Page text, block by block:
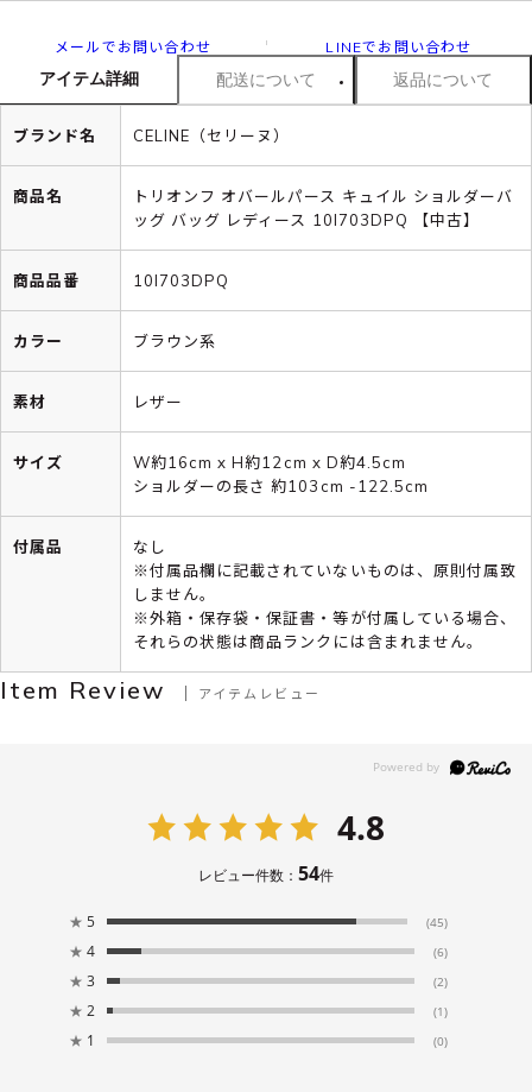
メールでお問い合わせ LINEでお問い合わせ
アイテム詳細 配送について 返品について
ブランド名 CELINE（セリーヌ）
商品名
トリオンフ オバールパース キュイル ショルダーバ
ッグ バッグ レディース 10I703DPQ 【中古】
商品品番 10I703DPQ
カラー ブラウン系
素材 レザー
サイズ
W約16cm x H約12cm x D約4.5cm
ショルダーの長さ 約103cm -122.5cm
付属品
なし
※付属品欄に記載されていないものは、原則付属致
しません。
※外箱・保存袋・保証書・等が付属している場合、
それらの状態は商品ランクには含まれません。
Item Review アイテムレビュー
4.8
レビュー件数： 54件
★ 5 (45)
★ 4 (6)
★ 3 (2)
★ 2 (1)
★ 1 (0)